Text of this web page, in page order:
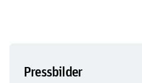
Pressbilder